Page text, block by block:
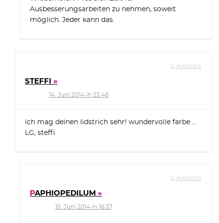
Ausbesserungsarbeiten zu nehmen, soweit
möglich. Jeder kann das.
Antwort
STEFFI
14. Juni 2014 in 23:46
ich mag deinen lidstrich sehr! wundervolle farbe …
LG, steffi
Antwort
PAPHIOPEDILUM
15. Juni 2014 in 16:37